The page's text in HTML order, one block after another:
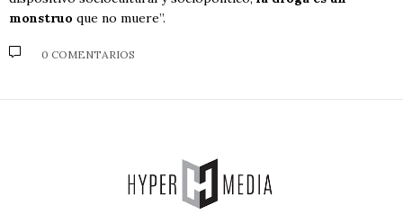
monstruo que no muere”.
0 COMENTARIOS